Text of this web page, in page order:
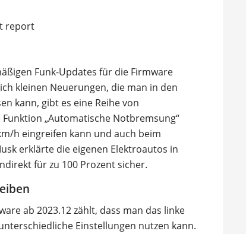
Funk-Updates für die Firmware
kleinen Neuerungen, die man in den
kann, gibt es eine Reihe von
„Automatische Notbremsung“
h eingreifen kann und auch beim
erklärte die eigenen Elektroautos in
für zu 100 Prozent sicher.
ab 2023.12 zählt, dass man das linke
Einstellungen nutzen kann.